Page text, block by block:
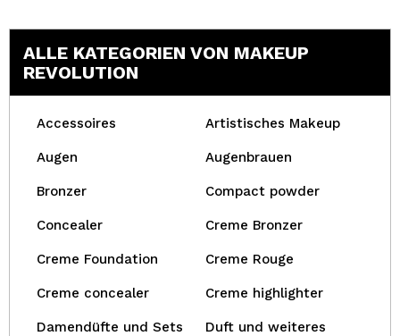
ALLE KATEGORIEN VON MAKEUP
REVOLUTION
Accessoires Artistisches Makeup
Augen Augenbrauen
Bronzer Compact powder
Concealer Creme Bronzer
Creme Foundation Creme Rouge
Creme concealer Creme highlighter
Damendüfte und Sets Duft und weiteres